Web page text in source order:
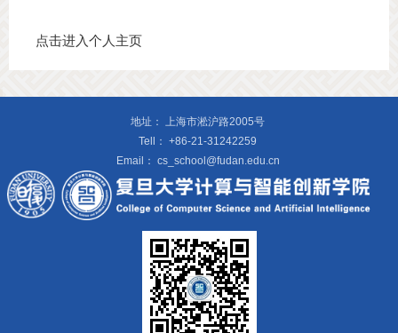
点击进入个人主页
地址：
上海市淞沪路2005号
Tell： +86-21-31242259
Email： cs_school@fudan.edu.cn